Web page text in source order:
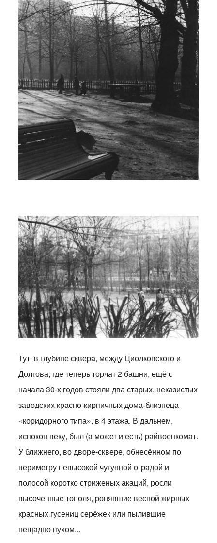
Тут, в глубине сквера, между Циолковского и
Долгова, где теперь торчат 2 башни, ещё с
начала 30-х годов стояли два старых, неказистых
заводских красно-кирпичных дома-близнеца
«коридорного типа», в 4 этажа. В дальнем,
испокон веку, был (а может и есть) райвоенкомат.
У ближнего, во дворе-сквере, обнесённом по
периметру невысокой чугунной оградой и
полосой коротко стриженых акаций, росли
высоченные тополя, ронявшие весной жирных
красных гусениц серёжек или пылившие
нещадно пухом...